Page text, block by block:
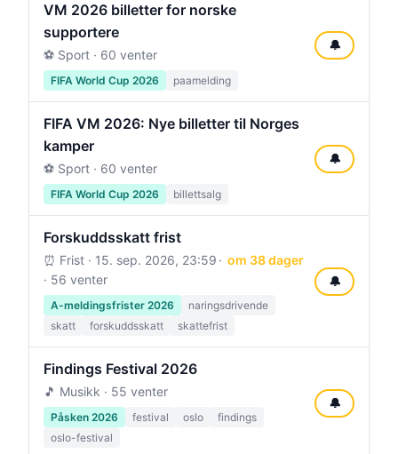
VM 2026 billetter for norske
supportere
⚽ Sport · 60 venter
FIFA World Cup 2026 paamelding
🔔
FIFA VM 2026: Nye billetter til Norges
kamper
⚽ Sport · 60 venter
FIFA World Cup 2026 billettsalg
🔔
Forskuddsskatt frist
⏰ Frist · 15. sep. 2026, 23:59
om 38 dager
· 56 venter
A-meldingsfrister 2026
naringsdrivende
skatt
forskuddsskatt skattefrist
🔔
Findings Festival 2026
🎵 Musikk · 55 venter
Påsken 2026 festival oslo
findings
oslo-festival
🔔